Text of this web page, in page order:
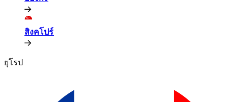
สิงคโปร์​​
ยุโรป​​